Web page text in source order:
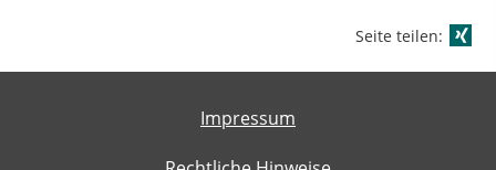
Seite teilen:
Impressum